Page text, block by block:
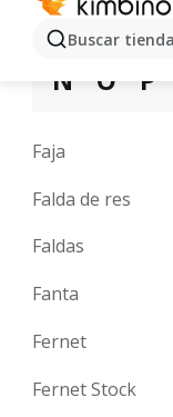
Buscar
A B C
N
O P
Faja
Falda de res
Faldas
Fanta
Fernet
Fernet Stock